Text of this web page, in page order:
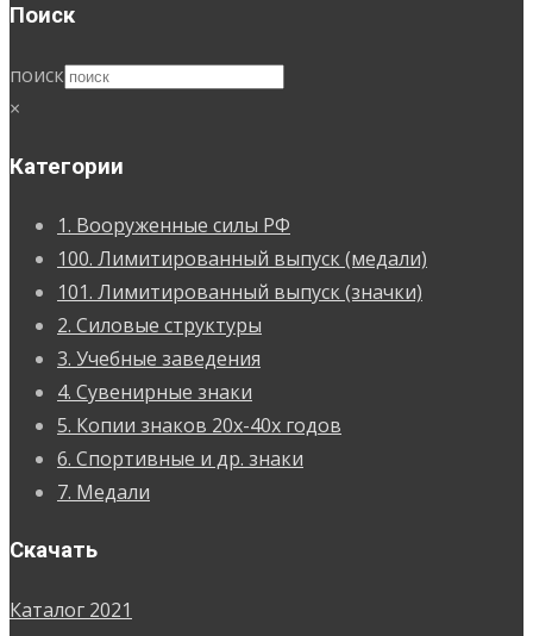
Поиск
поиск
×
Категории
1. Вооруженные силы РФ
100. Лимитированный выпуск (медали)
101. Лимитированный выпуск (значки)
2. Силовые структуры
3. Учебные заведения
4. Сувенирные знаки
5. Копии знаков 20х-40х годов
6. Спортивные и др. знаки
7. Медали
Скачать
Каталог 2021